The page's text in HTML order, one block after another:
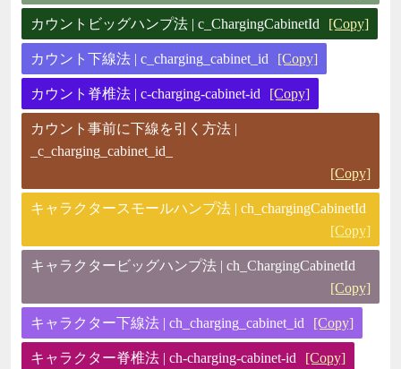
カウントビッグハンプ法 | c_ChargingCabinetId [Copy]
カウント下線法 | c_charging_cabinet_id [Copy]
カウント脊椎法 | c-charging-cabinet-id [Copy]
カウント事前に下線を引く方法 |
_c_charging_cabinet_id_
[Copy]
キャラクタースモールハンプ法 | ch_chargingCabinetId
[Copy]
キャラクタービッグハンプ法 | ch_ChargingCabinetId
[Copy]
キャラクター下線法 | ch_charging_cabinet_id [Copy]
キャラクター脊椎法 | ch-charging-cabinet-id [Copy]